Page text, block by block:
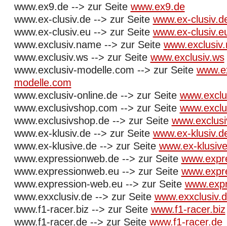
www.ex9.de --> zur Seite www.ex9.de
www.ex-clusiv.de --> zur Seite www.ex-
www.ex-clusiv.eu --> zur Seite www.ex-
www.exclusiv.name --> zur Seite
www.exclusiv.ws --> zur Seite www.exclusiv.ws
www.exclusiv-modelle.com --> zur Seite
modelle.com
www.exclusiv-online.de --> zur Seite
www.exclusivshop.com --> zur Seite
www.exclusivshop.de --> zur Seite
www.ex-klusiv.de --> zur Seite www.ex-
www.ex-klusive.de --> zur Seite www.ex-
www.expressionweb.de --> zur Seite
www.expressionweb.eu --> zur Seite
www.expression-web.eu --> zur Seite
www.exxclusiv.de --> zur Seite
www.f1-racer.biz --> zur Seite www.f1-racer.biz
www.f1-racer.de --> zur Seite www.f1-racer.de